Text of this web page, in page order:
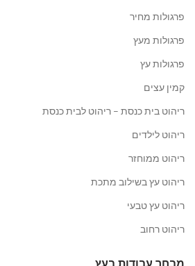
פרגולות מחיר
פרגולות מעץ
פרגולות עץ
קמין עצים
ריהוט בית כנסת – ריהוט לבית כנסת
ריהוט לילדים
ריהוט ממוחזר
ריהוט עץ בשילוב מתכת
ריהוט עץ טבעי
ריהוט רחוב